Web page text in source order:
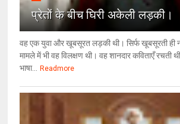
प्रेतों के बीच घिरी अकेली लड़की।
वह एक युवा और खूबसूरत लड़की थी। सिर्फ खूबसूरती ही
मामले में भी वह विलक्षण थी। वह शानदार कविताएँ रचती
भाषा...
Readmore